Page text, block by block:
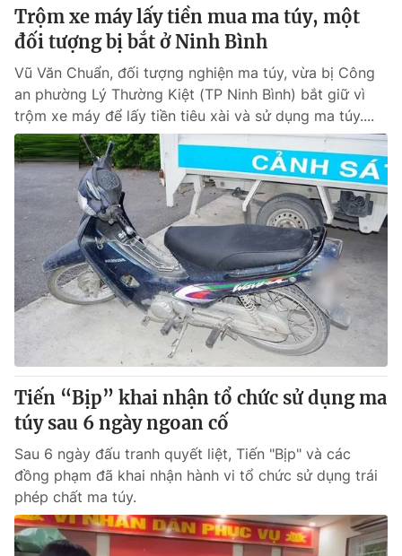
Trộm xe máy lấy tiền mua ma túy, một
đối tượng bị bắt ở Ninh Bình
Vũ Văn Chuẩn, đối tượng nghiện ma túy, vừa bị Công
an phường Lý Thường Kiệt (TP Ninh Bình) bắt giữ vì
trộm xe máy để lấy tiền tiêu xài và sử dụng ma túy....
Tiến “Bịp” khai nhận tổ chức sử dụng ma
túy sau 6 ngày ngoan cố
Sau 6 ngày đấu tranh quyết liệt, Tiến "Bịp" và các
đồng phạm đã khai nhận hành vi tổ chức sử dụng trái
phép chất ma túy.